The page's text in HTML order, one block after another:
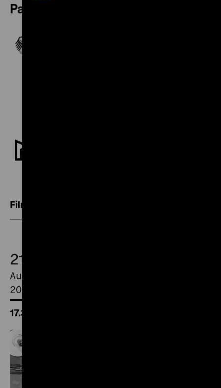
Partner FilmDokument
Filmblätter
21.
August
2026
17.30 Uhr